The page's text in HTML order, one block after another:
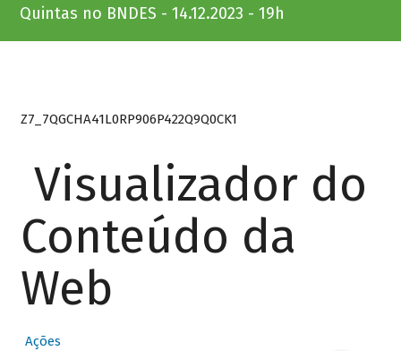
Quintas no BNDES - 14.12.2023 - 19h
Z7_7QGCHA41L0RP906P422Q9Q0CK1
Visualizador do
Conteúdo da
Web
Ações